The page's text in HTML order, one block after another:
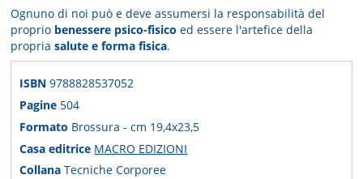
Ognuno di noi può e deve assumersi la responsabilità del
proprio benessere psico-fisico ed essere l'artefice della
propriasalute e forma fisica.
ISBN9788828537052
Pagine 504
Formato Brossura - cm 19,4x23,5
Casa editrice MACRO EDIZIONI
CollanaTecniche Corporee